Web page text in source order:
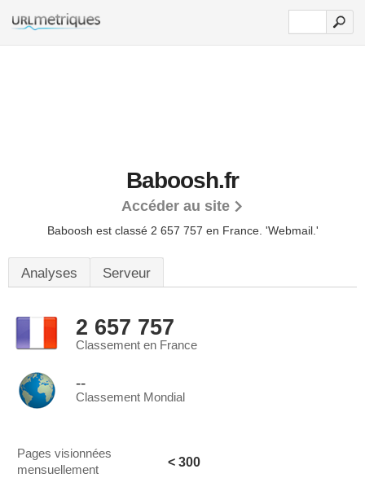
Baboosh.fr
Accéder au site
Baboosh est classé 2 657 757 en France. 'Webmail.'
Analyses Serveur
2 657 757
Classement en France
--
Classement Mondial
Pages visionnées
mensuellement
< 300